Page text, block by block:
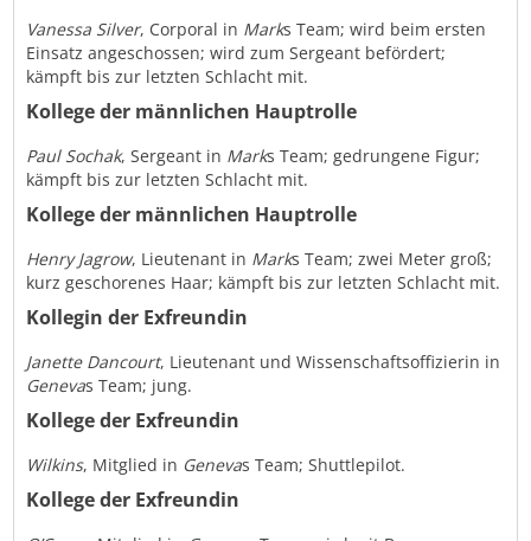
Vanessa Silver, Corporal in Marks Team; wird beim ersten
Einsatz angeschossen; wird zum Sergeant befördert;
kämpft bis zur letzten Schlacht mit.
Kollege der männlichen Hauptrolle
Paul Sochak, Sergeant in Marks Team; gedrungene Figur;
kämpft bis zur letzten Schlacht mit.
Kollege der männlichen Hauptrolle
Henry Jagrow, Lieutenant in Marks Team; zwei Meter groß;
kurz geschorenes Haar; kämpft bis zur letzten Schlacht mit.
Kollegin der Exfreundin
Janette Dancourt, Lieutenant und Wissenschaftsoffizierin in
Genevas Team; jung.
Kollege der Exfreundin
Wilkins, Mitglied in Genevas Team; Shuttlepilot.
Kollege der Exfreundin